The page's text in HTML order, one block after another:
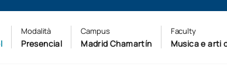
Modalità
Presencial
Campus
Madrid Chamartín
Faculty
Musica e arti